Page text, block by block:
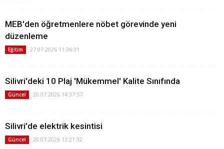
MEB'den öğretmenlere nöbet görevinde yeni
düzenleme
Eğitim 27.07.2026 11:36:31
Silivri'deki 10 Plaj 'Mükemmel' Kalite Sınıfında
Güncel 20.07.2026 14:37:57
Silivri'de elektrik kesintisi
Güncel 20.07.2026 13:21:32